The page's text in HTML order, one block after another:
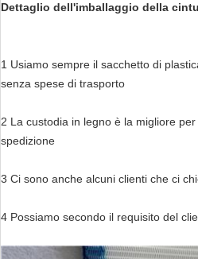
Dettaglio dell'imballaggio della
1 Usiamo sempre il sacchetto di
senza spese di trasporto
2 La custodia in legno è la migliore
spedizione
3 Ci sono anche alcuni clienti che ci
4 Possiamo secondo il requisito del